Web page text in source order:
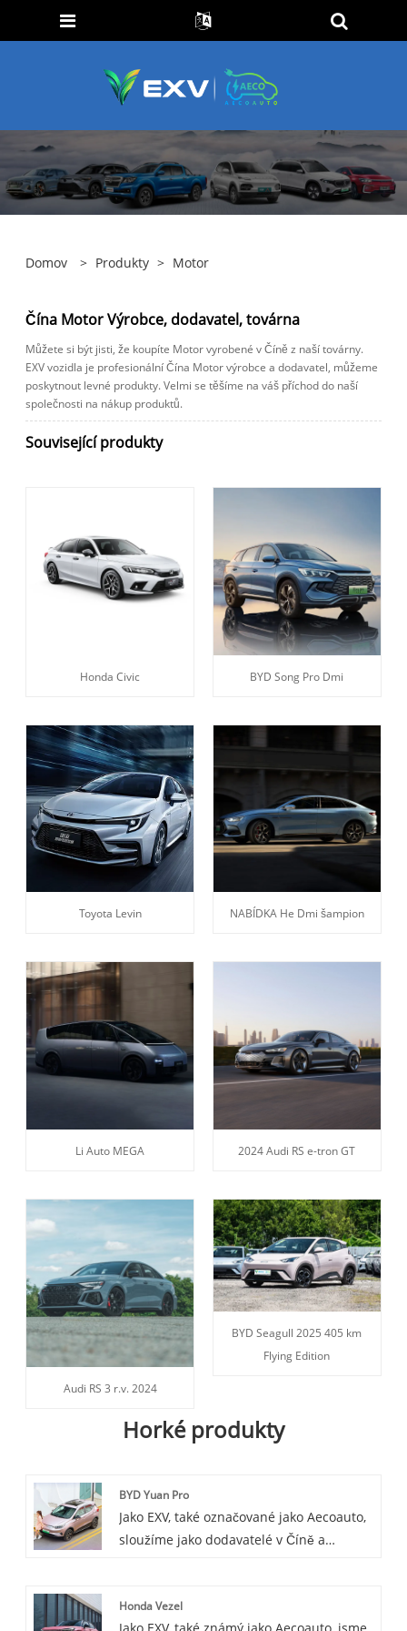
Domov > Produkty > Motor
Čína Motor Výrobce, dodavatel, továrna
Můžete si být jisti, že koupíte Motor vyrobené v Číně z naší továrny.
EXV vozidla je profesionální Čína Motor výrobce a dodavatel, můžeme
poskytnout levné produkty. Velmi se těšíme na váš příchod do naší
společnosti na nákup produktů.
Související produkty
Honda Civic BYD Song Pro Dmi
Toyota Levin NABÍDKA He Dmi šampion
Li Auto MEGA 2024 Audi RS e-tron GT
Audi RS 3 r.v. 2024
BYD Seagull 2025 405 km
Flying Edition
Horké produkty
BYD Yuan Pro
Jako EXV, také označované jako Aecoauto,
sloužíme jako dodavatelé v Číně a
Pro je vylepšená verze BYD Yuan, která
Honda Vezel